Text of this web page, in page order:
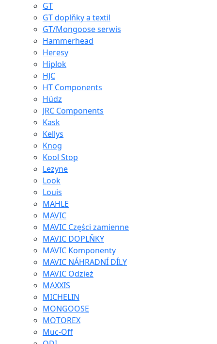
GT
GT doplňky a textil
GT/Mongoose serwis
Hammerhead
Heresy
Hiplok
HJC
HT Components
Hüdz
JRC Components
Kask
Kellys
Knog
Kool Stop
Lezyne
Look
Louis
MAHLE
MAVIC
MAVIC Części zamienne
MAVIC DOPLŇKY
MAVIC Komponenty
MAVIC NÁHRADNÍ DÍLY
MAVIC Odzież
MAXXIS
MICHELIN
MONGOOSE
MOTOREX
Muc-Off